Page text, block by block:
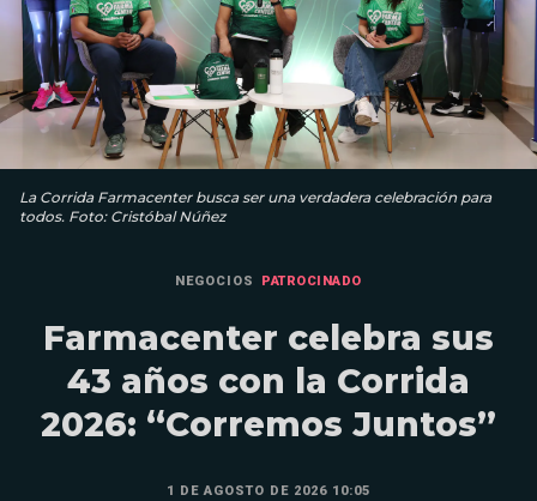
La Corrida Farmacenter busca ser una verdadera celebración para
todos. Foto: Cristóbal Núñez
NEGOCIOS PATROCINADO
Farmacenter celebra sus
43 años con la Corrida
2026: “Corremos Juntos”
1 DE AGOSTO DE 2026 10:05